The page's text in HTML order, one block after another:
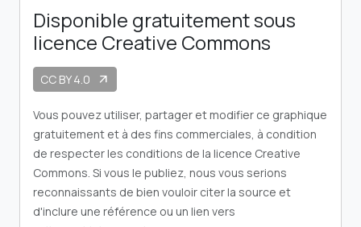
Disponible gratuitement sous
licence Creative Commons
CC BY 4.0 arrow_outward
Vous pouvez utiliser, partager et modifier ce graphique
gratuitement et à des fins commerciales, à condition
de respecter les conditions de la licence Creative
Commons. Si vous le publiez, nous vous serions
reconnaissants de bien vouloir citer la source et
d'inclure une référence ou un lien vers